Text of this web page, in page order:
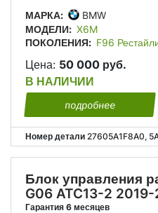
МАРКА:
BMW
МОДЕЛИ: X6M
ПОКОЛЕНИЯ: F96
Цена: 50 000 руб.
В НАЛИЧИИ
подробнее
Номер детали 27605A1F8A0,
Блок управления
G06 ATC13-2
Гарантия 6 месяцев